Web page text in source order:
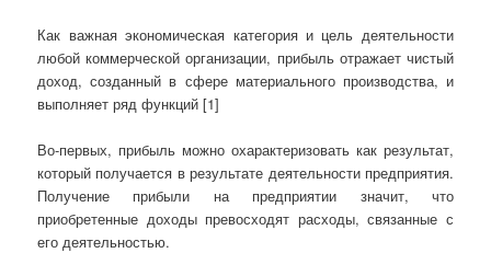
Как важная экономическая категория и цель деятельности
любой коммерческой организации, прибыль отражает чистый
доход, созданный в сфере материального производства, и
выполняет ряд функций [1]
Во-первых, прибыль можно охарактеризовать как результат,
который получается в результате деятельности предприятия.
Получение прибыли на предприятии значит, что
приобретенные доходы превосходят расходы, связанные с
его деятельностью.